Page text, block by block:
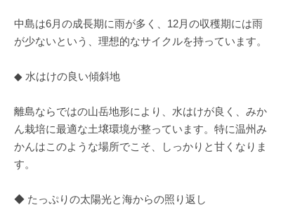
中島は6月の成長期に雨が多く、12月の収穫期には雨
が少ないという、理想的なサイクルを持っています。
◆ 水はけの良い傾斜地
離島ならではの山岳地形により、水はけが良く、みか
ん栽培に最適な土壌環境が整っています。特に温州み
かんはこのような場所でこそ、しっかりと甘くなりま
す。
◆ たっぷりの太陽光と海からの照り返し